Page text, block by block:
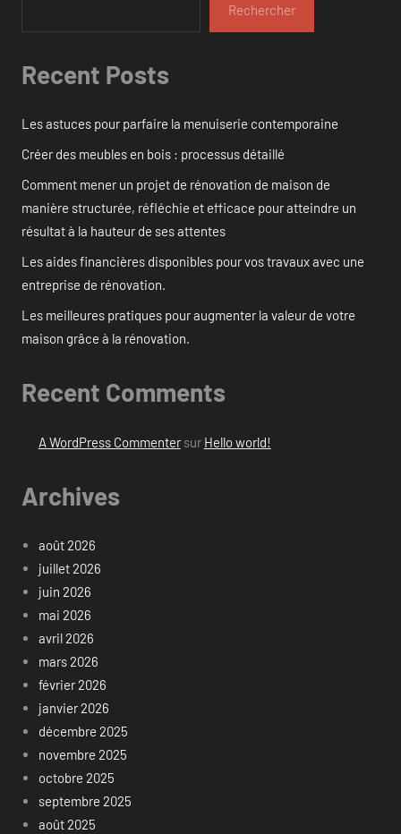
Rechercher
Recent Posts
Les astuces pour parfaire la menuiserie contemporaine
Créer des meubles en bois : processus détaillé
Comment mener un projet de rénovation de maison de
manière structurée, réfléchie et efficace pour atteindre un
résultat à la hauteur de ses attentes
Les aides financières disponibles pour vos travaux avec une
entreprise de rénovation.
Les meilleures pratiques pour augmenter la valeur de votre
maison grâce à la rénovation.
Recent Comments
A WordPress Commentersur Hello world!
Archives
août 2026
juillet 2026
juin 2026
mai 2026
avril 2026
mars 2026
février 2026
janvier 2026
décembre 2025
novembre 2025
octobre 2025
septembre 2025
août 2025